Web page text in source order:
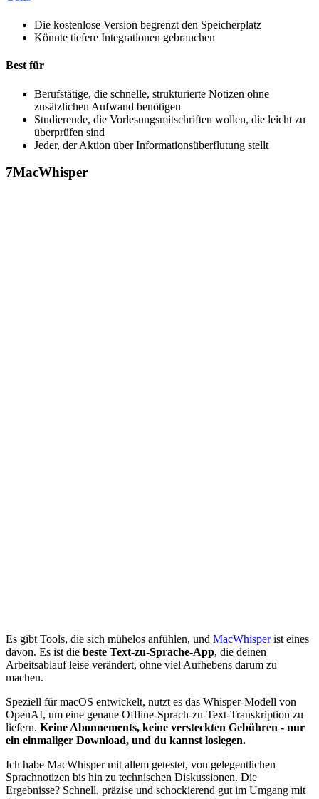
Die kostenlose Version begrenzt den Speicherplatz
Könnte tiefere Integrationen gebrauchen
Best für
Berufstätige, die schnelle, strukturierte Notizen ohne
zusätzlichen Aufwand benötigen
Studierende, die Vorlesungsmitschriften wollen, die leicht zu
überprüfen sind
Jeder, der Aktion über Informationsüberflutung stellt
7MacWhisper
Es gibt Tools, die sich mühelos anfühlen, und MacWhisperist eines
davon. Es ist die beste Text-zu-Sprache-App, die deinen
Arbeitsablauf leise verändert, ohne viel Aufhebens darum zu
machen.
Speziell für macOS entwickelt, nutzt es das Whisper-Modell von
OpenAI, um eine genaue Offline-Sprach-zu-Text-Transkription zu
liefern. Keine Abonnements, keine versteckten Gebühren - nur
ein einmaliger Download, und du kannst loslegen.
Ich habe MacWhisper mit allem getestet, von gelegentlichen
Sprachnotizen bis hin zu technischen Diskussionen. Die
Ergebnisse? Schnell, präzise und schockierend gut im Umgang mit